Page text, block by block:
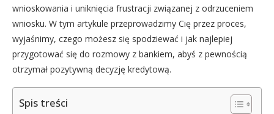
wnioskowania i uniknięcia frustracji związanej z odrzuceniem
wniosku. W tym artykule przeprowadzimy Cię przez proces,
wyjaśnimy, czego możesz się spodziewać i jak najlepiej
przygotować się do rozmowy z bankiem, abyś z pewnością
otrzymał pozytywną decyzję kredytową.
Spis treści